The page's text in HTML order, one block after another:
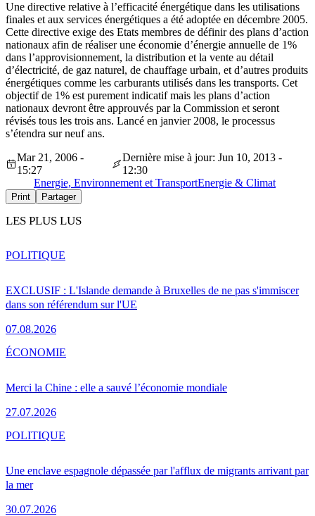
Une directive relative à l’efficacité énergétique dans les utilisations
finales et aux services énergétiques a été adoptée en décembre 2005.
Cette directive exige des Etats membres de définir des plans d’action
nationaux afin de réaliser une économie d’énergie annuelle de 1%
dans l’approvisionnement, la distribution et la vente au détail
d’électricité, de gaz naturel, de chauffage urbain, et d’autres produits
énergétiques comme les carburants utilisés dans les transports. Cet
objectif de 1% est purement indicatif mais les plans d’action
nationaux devront être approuvés par la Commission et seront
révisés tous les trois ans. Lancé en janvier 2008, le processus
s’étendra sur neuf ans.
Mar 21, 2006 -
15:27
Dernière mise à jour: Jun 10, 2013 -
12:30
Energie, Environnement et TransportEnergie & Climat
Print Partager
LES PLUS LUS
EXCLUSIF : L'Islande demande à Bruxelles de ne pas s'immiscer
dans son référendum sur l'UE
07.08.2026
POLITIQUE
Merci la Chine : elle a sauvé l’économie mondiale
27.07.2026
ÉCONOMIE
Une enclave espagnole dépassée par l'afflux de migrants arrivant par
la mer
30.07.2026
POLITIQUE